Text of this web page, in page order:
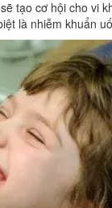
tạo cơ hội cho vi
là nhiễm khuẩn